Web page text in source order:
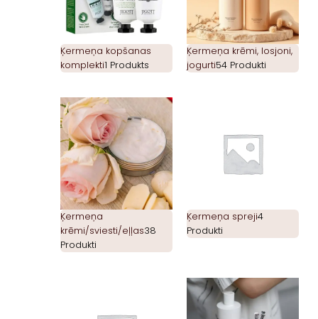
Ķermeņa kopšanas
komplekti1 Produkts
Ķermeņa krēmi, losjoni,
jogurti54 Produkti
Ķermeņa
krēmi/sviesti/eļļas38
Produkti
Ķermeņa spreji4
Produkti